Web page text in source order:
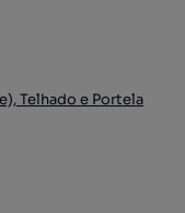
Telhado e Portela